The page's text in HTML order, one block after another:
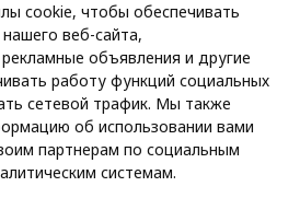
и использования cookie
cookie, чтобы обеспечивать
веб-сайта,
объявления и другие
работу функций социальных
сетевой трафик. Мы также
об использовании вами
партнерам по социальным
системам.